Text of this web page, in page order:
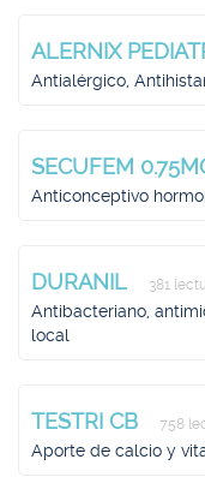
ALERNIX
Antialérgico,
SECUFEM
Anticonceptivo
DURANIL 381
Antibacteriano,
local
TESTRI CB 758
Aporte de calcio y